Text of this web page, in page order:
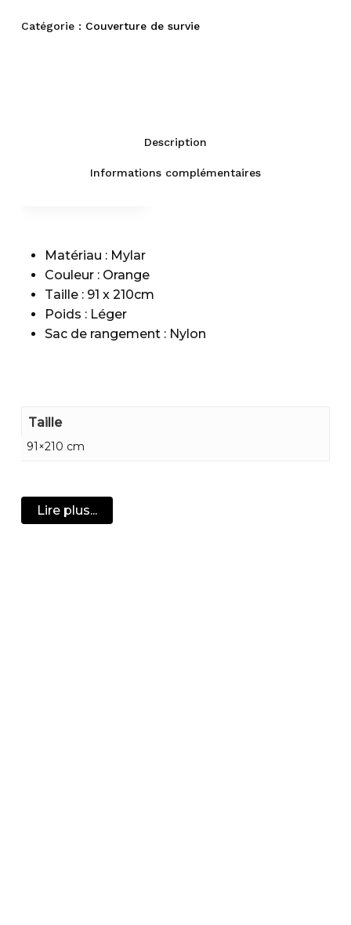
Catégorie : Couverture de survie
Description
Informations complémentaires
Fiche technique Description
Matériau : Mylar
Couleur : Orange
Taille : 91 x 210cm
Poids : Léger
Sac de rangement : Nylon
Taille
91×210 cm
Lire plus...